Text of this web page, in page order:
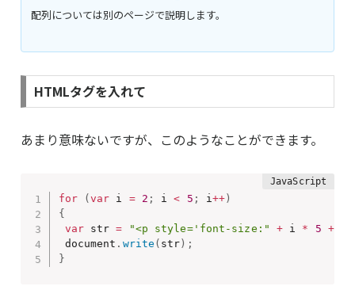
配列については別のページで説明します。
HTMLタグを入れて
あまり意味ないですが、このようなことができます。
for (var i = 2 ; i < 5 ; i++ )
{
var str = "<p style='font-size:" + i * 5 +
document . write ( str ) ;
}